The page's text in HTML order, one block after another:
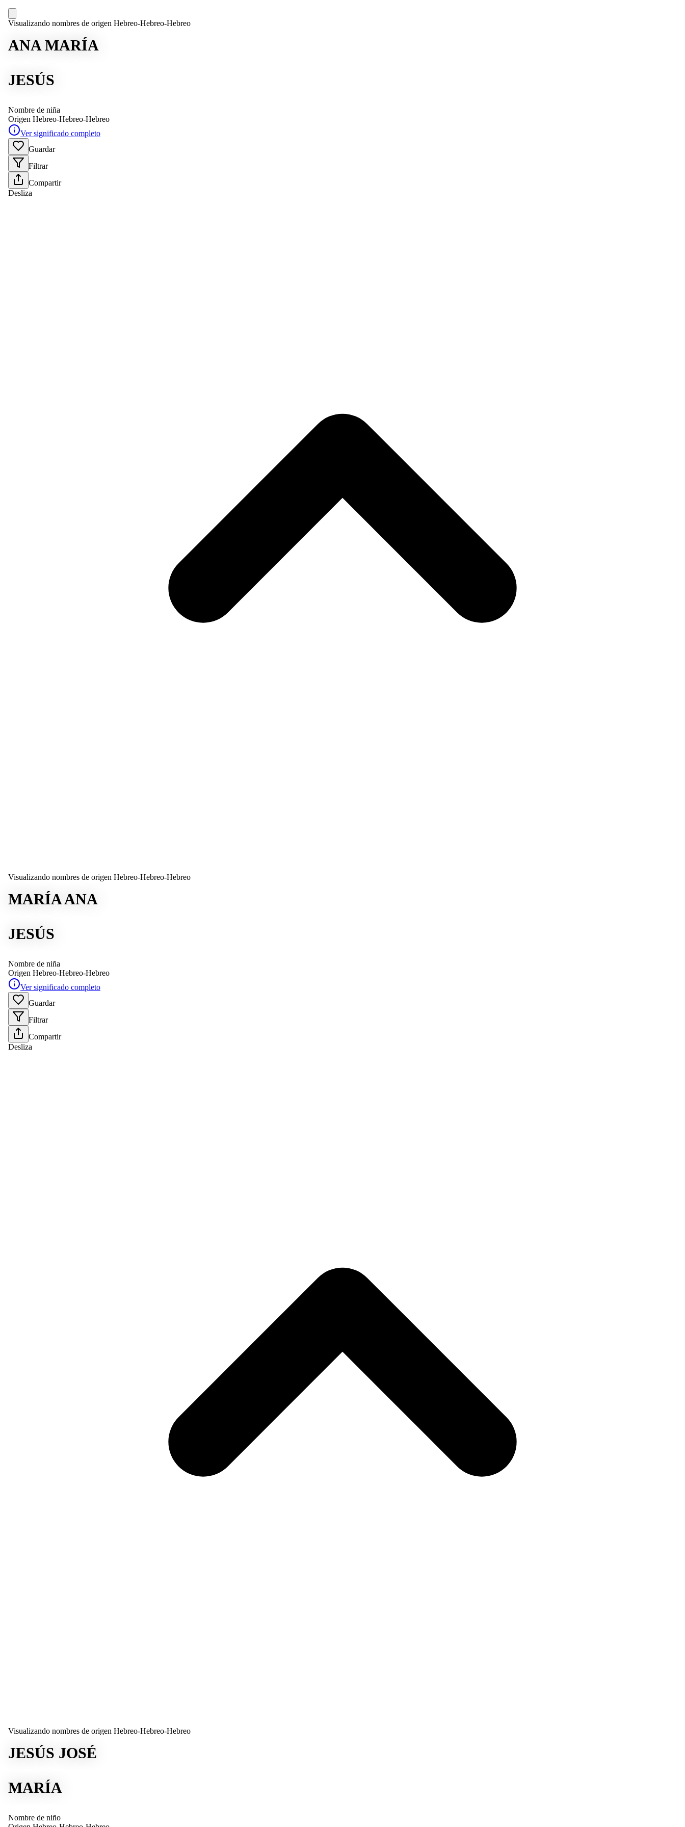
Visualizando nombres de origen Hebreo-Hebreo-Hebreo
ANA MARÍA
JESÚS
Nombre de niña
Origen Hebreo-Hebreo-Hebreo
Ver significado completo
Guardar
Filtrar
Compartir
Desliza
Visualizando nombres de origen Hebreo-Hebreo-Hebreo
MARÍA ANA
JESÚS
Nombre de niña
Origen Hebreo-Hebreo-Hebreo
Ver significado completo
Guardar
Filtrar
Compartir
Desliza
Visualizando nombres de origen Hebreo-Hebreo-Hebreo
JESÚS JOSÉ
MARÍA
Nombre de niño